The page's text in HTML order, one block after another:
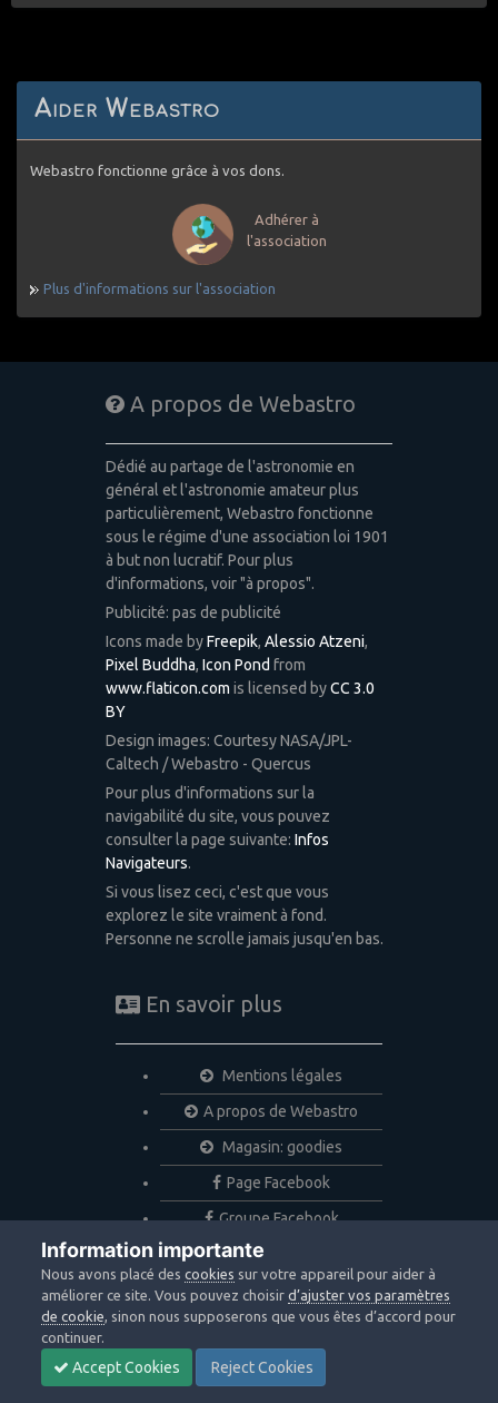
Aider Webastro
Webastro fonctionne grâce à vos dons.
Adhérer à
l'association
Plus d'informations sur l'association
A propos de Webastro
Dédié au partage de l'astronomie en
général et l'astronomie amateur plus
particulièrement, Webastro fonctionne
sous le régime d'une association loi 1901
à but non lucratif. Pour plus
d'informations, voir "à propos".
Publicité: pas de publicité
Icons made byFreepik, Alessio Atzeni,
Pixel Buddha, Icon Pond from
www.flaticon.com is licensed byCC 3.0
BY
Design images: Courtesy NASA/JPL-
Caltech / Webastro - Quercus
Pour plus d'informations sur la
navigabilité du site, vous pouvez
consulter la page suivante: Infos
Navigateurs.
Si vous lisez ceci, c'est que vous
explorez le site vraiment à fond.
Personne ne scrolle jamais jusqu'en bas.
En savoir plus
Mentions légales
A propos de Webastro
Magasin: goodies
Page Facebook
Groupe Facebook
Langue
Politique de confidentialité
Nous contacter
Cookies
Powered by Invision Community
Information importante
Nous avons placé descookies sur votre appareil pour aider à
améliorer ce site. Vous pouvez choisird’ajuster vos paramètres
de cookie, sinon nous supposerons que vous êtes d’accord pour
continuer.
Accept Cookies Reject Cookies